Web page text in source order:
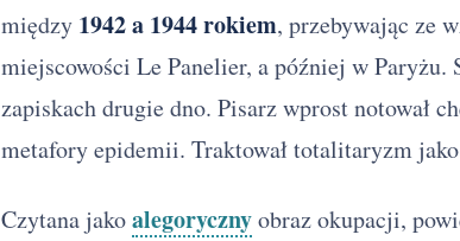
między 1942 a 1944 rokiem, przebywając ze
miejscowości Le Panelier, a później w Paryżu.
zapiskach drugie dno. Pisarz wprost notował
metafory epidemii. Traktował totalitaryzm
Czytana jakoalegorycznyobraz okupacji,